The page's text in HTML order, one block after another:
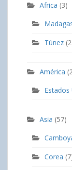
Africa (3)
Túnez
América
Estados
Asia (57)
Corea